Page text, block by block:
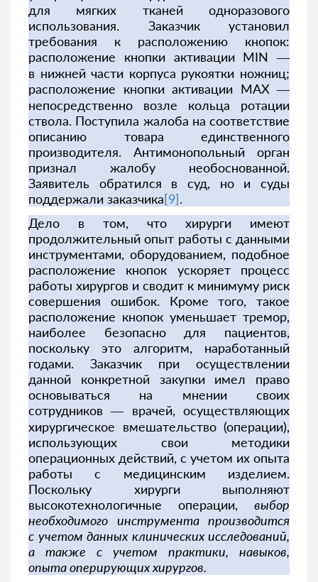
для мягких тканей одноразового
использования. Заказчик установил
требования к расположению кнопок:
расположение кнопки активации MIN —
в нижней части корпуса рукоятки ножниц;
расположение кнопки активации MAX —
непосредственно возле кольца ротации
ствола. Поступила жалоба на соответствие
описанию товара единственного
производителя. Антимонопольный орган
признал жалобу необоснованной.
Заявитель обратился в суд, но и суды
поддержали заказчика[9].
Дело в том, что хирурги имеют
продолжительный опыт работы с данными
инструментами, оборудованием, подобное
расположение кнопок ускоряет процесс
работы хирургов и сводит к минимуму риск
совершения ошибок. Кроме того, такое
расположение кнопок уменьшает тремор,
наиболее безопасно для пациентов,
поскольку это алгоритм, наработанный
годами. Заказчик при осуществлении
данной конкретной закупки имел право
основываться на мнении своих
сотрудников — врачей, осуществляющих
хирургическое вмешательство (операции),
использующих свои методики
операционных действий, с учетом их опыта
работы с медицинским изделием.
Поскольку хирурги выполняют
высокотехнологичные операции, выбор
необходимого инструмента производится
с учетом данных клинических исследований,
а также с учетом практики, навыков,
опыта оперирующих хирургов.